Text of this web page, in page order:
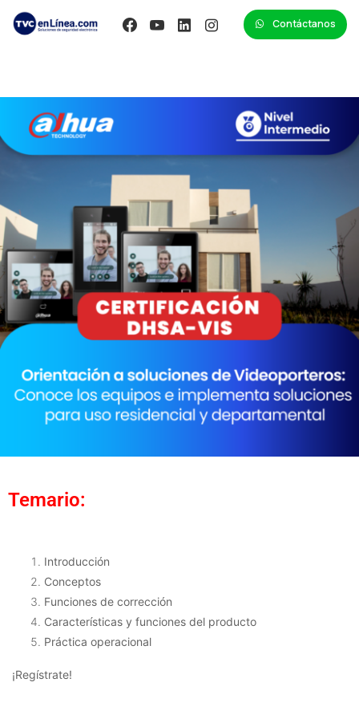
Contáctanos
Temario:
Introducción
Conceptos
Funciones de corrección
Características y funciones del producto
Práctica operacional
¡Regístrate!